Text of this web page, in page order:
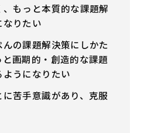
理者ログイン
もっと本質的な課題解
りたい
の課題解決策にしかた
画期的・創造的な課題
うになりたい
苦手意識があり、克服